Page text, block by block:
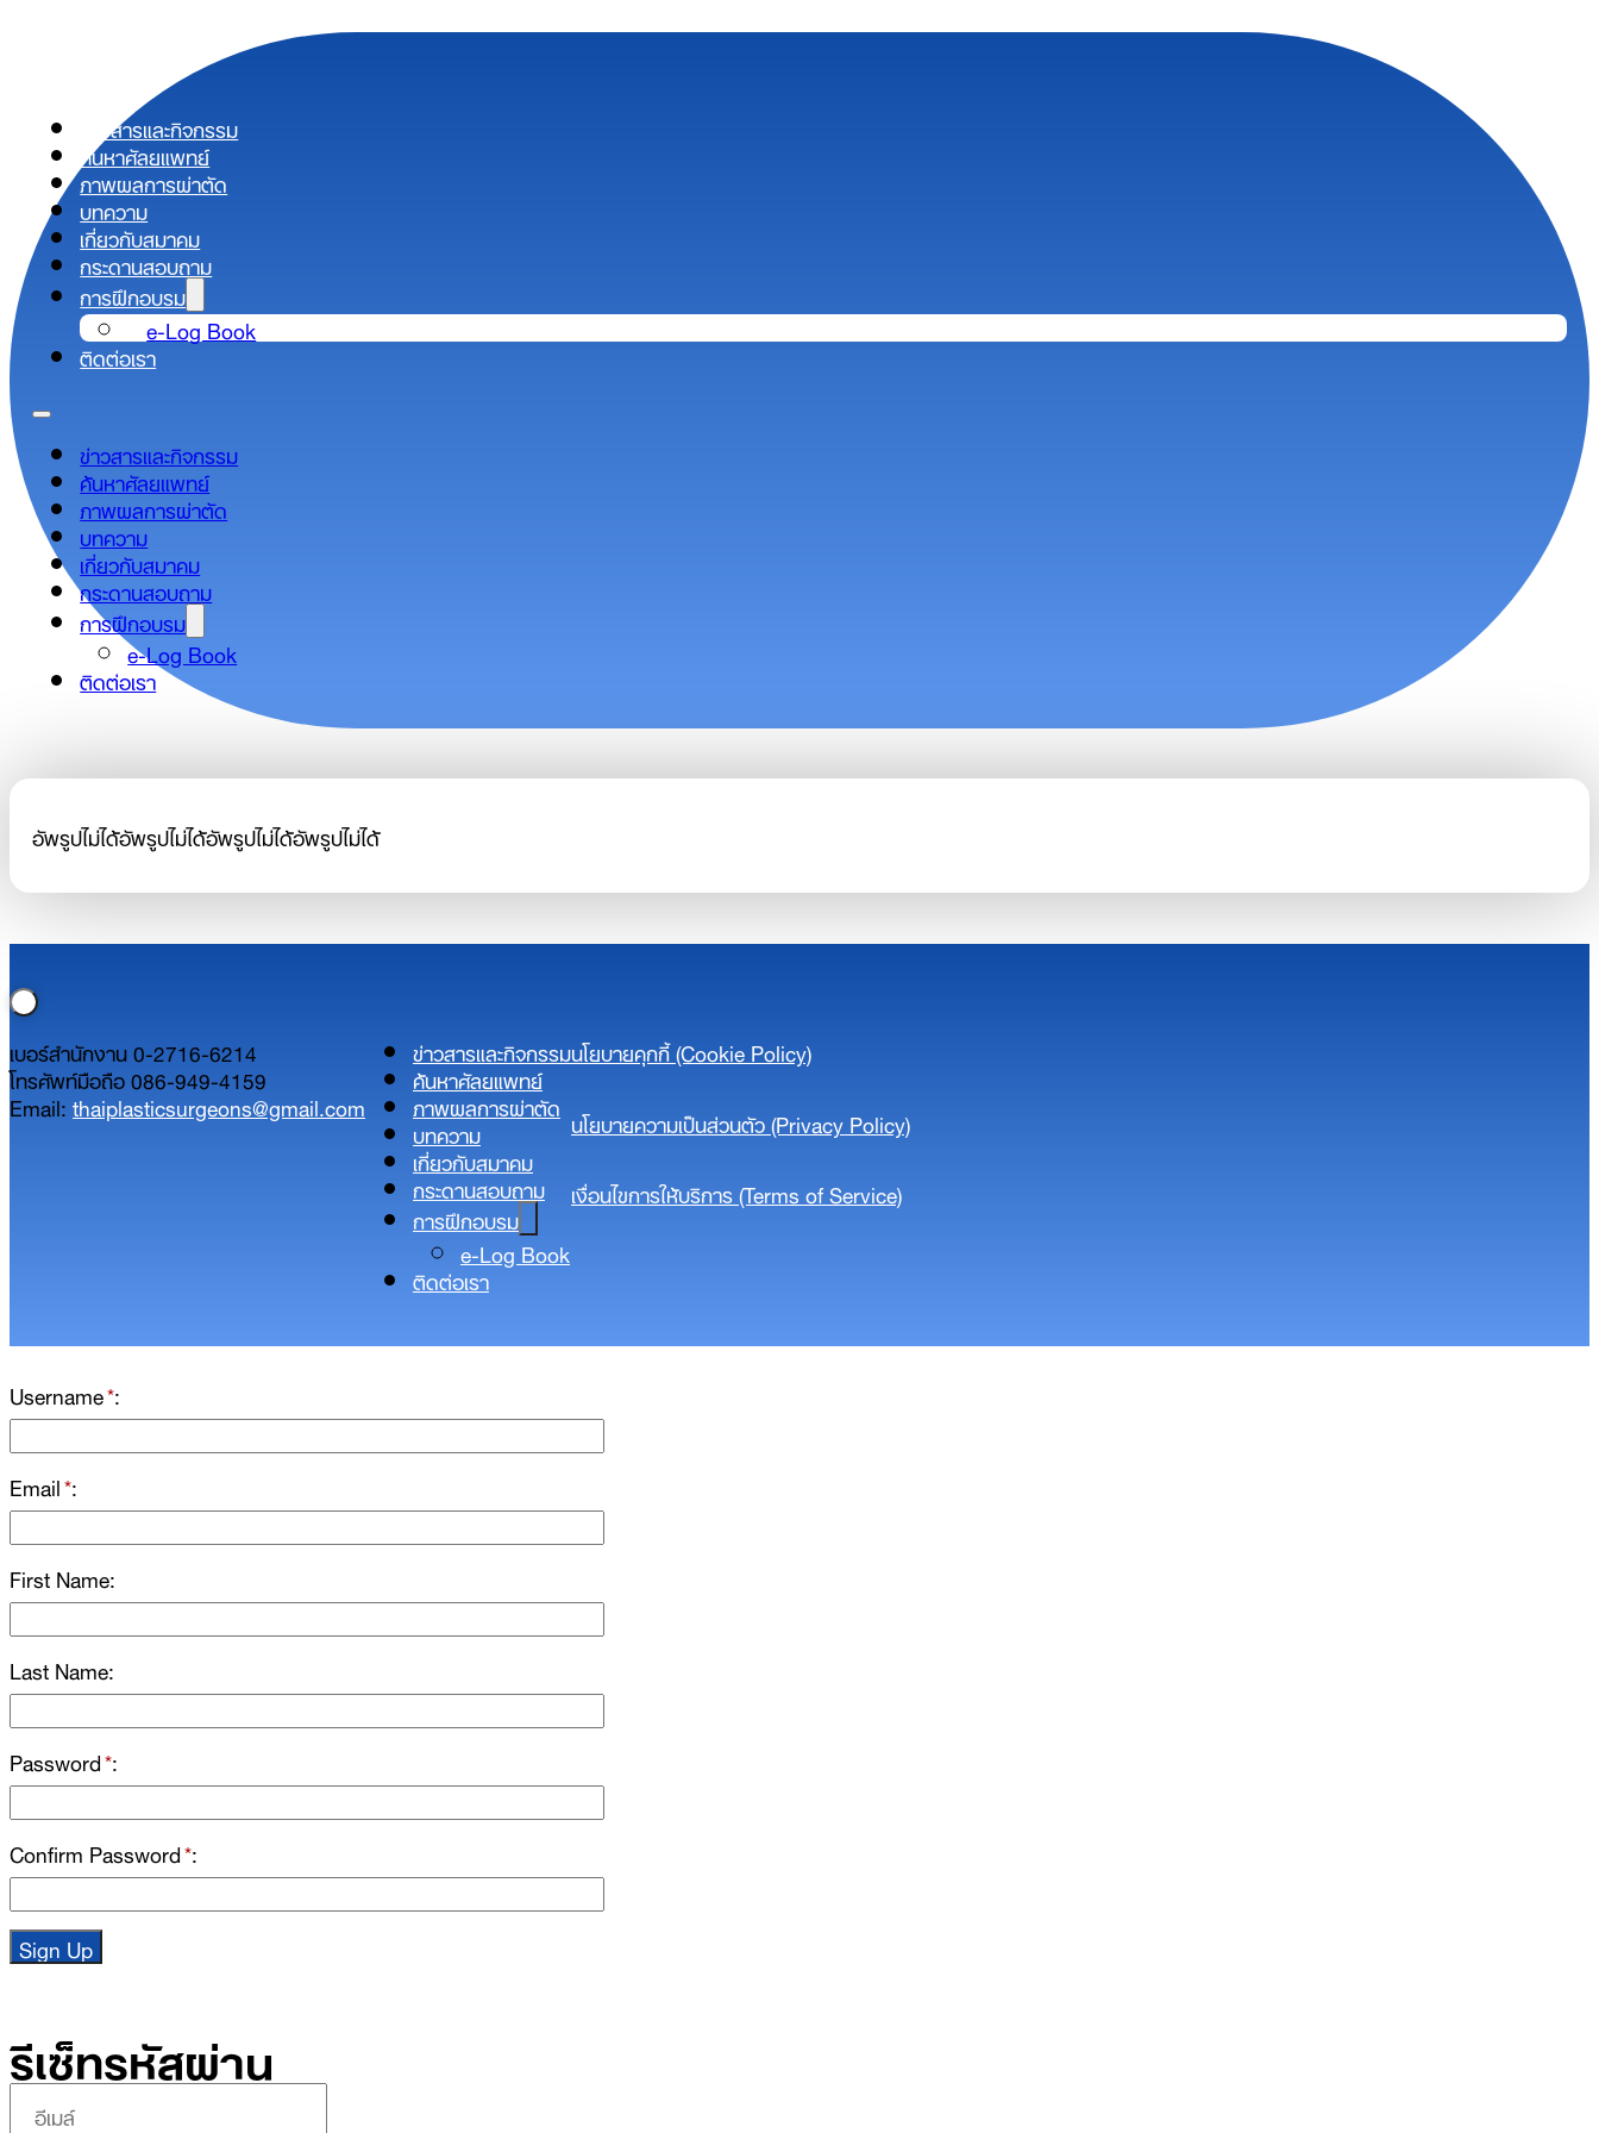
ข่าวสารและกิจกรรม
ค้นหาศัลยแพทย์
ภาพผลการผ่าตัด
บทความ
เกี่ยวกับสมาคม
กระดานสอบถาม
การฝึกอบรม
e-Log Book
ติดต่อเรา
ข่าวสารและกิจกรรม
ค้นหาศัลยแพทย์
ภาพผลการผ่าตัด
บทความ
เกี่ยวกับสมาคม
กระดานสอบถาม
การฝึกอบรม
e-Log Book
ติดต่อเรา
อัพรูปไม่ได้อัพรูปไม่ได้อัพรูปไม่ได้อัพรูปไม่ได้
เบอร์สำนักงาน 0-2716-6214
โทรศัพท์มือถือ 086-949-4159
Email:thaiplasticsurgeons@gmail.com
ข่าวสารและกิจกรรม
ค้นหาศัลยแพทย์
ภาพผลการผ่าตัด
บทความ
เกี่ยวกับสมาคม
กระดานสอบถาม
การฝึกอบรม
e-Log Book
ติดต่อเรา
นโยบายคุกกี้ (Cookie Policy)
นโยบายความเป็นส่วนตัว​ (Privacy Policy)​
เงื่อนไขการให้บริการ (Terms of Service)
Username*
Email*
First Name
Last Name
Password*
Confirm Password*
รีเซ็ทรหัสผ่าน